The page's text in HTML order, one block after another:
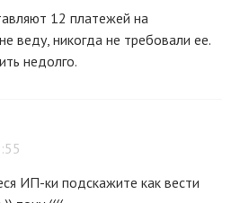
12 платежей на
веду, никогда не требовали ее.
недолго.
ИП-ки подскажите как вести